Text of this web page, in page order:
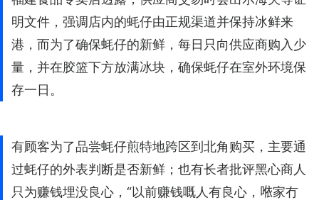
明文件，强调店内的蚝仔由正规渠道并保持冰鲜来
港，而为了确保蚝仔的新鲜，每日只向供应商购入少
量，并在胶篮下方放满冰块，确保蚝仔在室外环境保
存一日。
有顾客为了品尝蚝仔煎特地跨区到北角购买，主要通
过蚝仔的外表判断是否新鲜；也有长者批评黑心商人
只为赚钱埋没良心，“以前赚钱嘅人有良心，𠵱家冇